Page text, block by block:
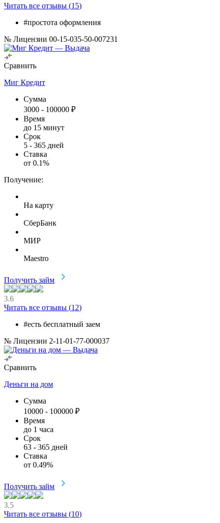
Читать все отзывы (15)
#простота оформления
№ Лицензии 00-15-035-50-007231
Сравнить
Миг Кредит
Сумма
3000 - 100000 ₽
Время
до 15 минут
Срок
5 - 365 дней
Ставка
от 0.1%
Получение:
На карту
СберБанк
МИР
Maestro
Получить займ
3.6
Читать все отзывы (12)
#есть бесплатный заем
№ Лицензии 2-11-01-77-000037
Сравнить
Деньги на дом
Сумма
10000 - 100000 ₽
Время
до 1 часа
Срок
63 - 365 дней
Ставка
от 0.49%
Получить займ
3.5
Читать все отзывы (10)